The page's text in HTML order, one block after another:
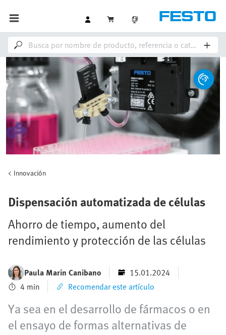
Innovación
Dispensación automatizada de células
Ahorro de tiempo, aumento del
rendimiento y protección de las células
Paula Marin Canibano
15.01.2024
4 min
Recomendar este artículo
Ya sea en el desarrollo de fármacos o en
el ensayo de formas alternativas de